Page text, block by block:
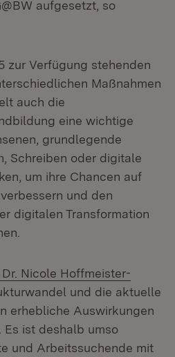
aufgesetzt, so
zur Verfügung stehenden
Maßnahmen
auch die
eine wichtige
grundlegende
Schreiben oder digitale
um ihre Chancen auf
und den
digitalen Transformation
Nicole Hoffmeister-
und die aktuelle
erhebliche Auswirkungen
ist deshalb umso
und Arbeitssuchende mit